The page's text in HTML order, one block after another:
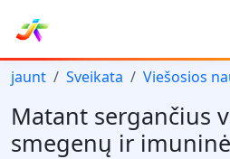
jaunt Sveikata Viešosios
Matant sergančius
smegenų ir